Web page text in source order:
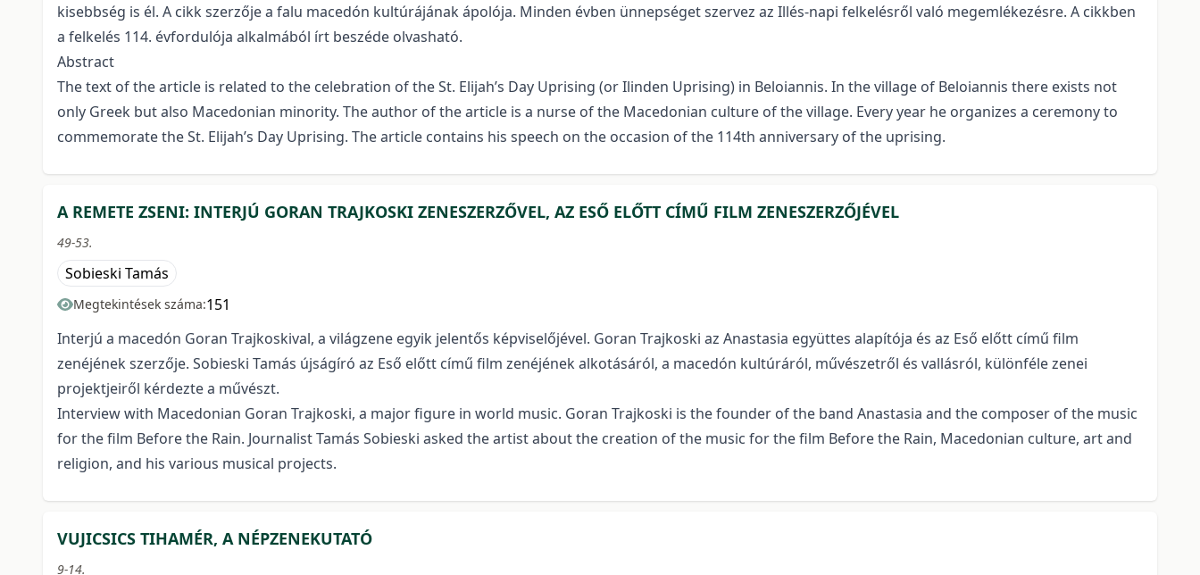
kisebbség is él. A cikk szerzője a falu macedón kultúrájának ápolója. Minden évben ünnepséget szervez az Illés-napi felkelésről való megemlékezésre. A cikkben
a felkelés 114. évfordulója alkalmából írt beszéde olvasható.
Abstract
The text of the article is related to the celebration of the St. Elijah’s Day Uprising (or Ilinden Uprising) in Beloiannis. In the village of Beloiannis there exists not
only Greek but also Macedonian minority. The author of the article is a nurse of the Macedonian culture of the village. Every year he organizes a ceremony to
commemorate the St. Elijah’s Day Uprising. The article contains his speech on the occasion of the 114th anniversary of the uprising.
A REMETE ZSENI: INTERJÚ GORAN TRAJKOSKI ZENESZERZŐVEL, AZ ESŐ ELŐTT CÍMŰ FILM ZENESZERZŐJÉVEL
49-53.
Sobieski Tamás
Megtekintések száma:151
Interjú a macedón Goran Trajkoskival, a világzene egyik jelentős képviselőjével. Goran Trajkoski az Anastasia együttes alapítója és az Eső előtt című film
zenéjének szerzője. Sobieski Tamás újságíró az Eső előtt című film zenéjének alkotásáról, a macedón kultúráról, művészetről és vallásról, különféle zenei
projektjeiről kérdezte a művészt.
Interview with Macedonian Goran Trajkoski, a major figure in world music. Goran Trajkoski is the founder of the band Anastasia and the composer of the music
for the film Before the Rain. Journalist Tamás Sobieski asked the artist about the creation of the music for the film Before the Rain, Macedonian culture, art and
religion, and his various musical projects.
VUJICSICS TIHAMÉR, A NÉPZENEKUTATÓ
9-14.